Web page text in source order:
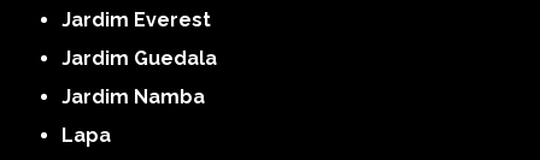
Jardim Everest
Jardim Guedala
Jardim Namba
Lapa